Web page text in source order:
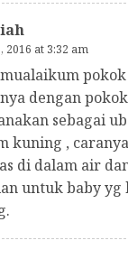
2016 at 3:32 am
dengan
sebagai
kuning ,
di dalam air
untuk baby yg